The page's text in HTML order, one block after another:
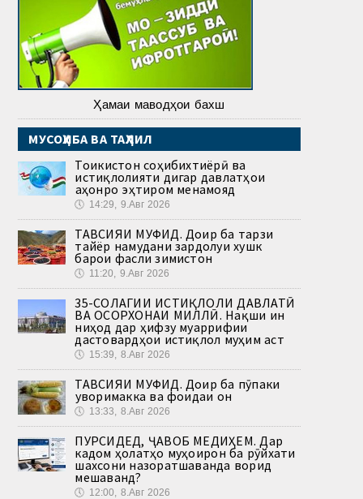
Ҳамаи маводҳои бахш
МУСОҲИБА ВА ТАҲЛИЛ
Тоҷикистон соҳибихтиёрӣ ва
истиқлолияти дигар давлатҳои
ҷаҳонро эҳтиром менамояд
🕔 14:29, 9.Авг 2026
ТАВСИЯИ МУФИД. Доир ба тарзи
тайёр намудани зардолуи хушк
барои фасли зимистон
🕔 11:20, 9.Авг 2026
35-СОЛАГИИ ИСТИҚЛОЛИ ДАВЛАТӢ
ВА ОСОРХОНАИ МИЛЛӢ. Нақши ин
ниҳод дар ҳифзу муаррифии
дастовардҳои истиқлол муҳим аст
🕔 15:39, 8.Авг 2026
ТАВСИЯИ МУФИД. Доир ба пӯпаки
ҷуворимакка ва фоидаи он
🕔 13:33, 8.Авг 2026
ПУРСИДЕД, ҶАВОБ МЕДИҲЕМ. Дар
кадом ҳолатҳо муҳоҷирон ба рӯйхати
шахсони назоратшаванда ворид
мешаванд?
🕔 12:00, 8.Авг 2026